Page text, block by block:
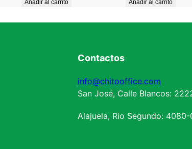
Añadir al carrito Añadir al carrito
Contactos
info@chitooffice.com
San José, Calle Blancos:
Alajuela, Rio Segundo: